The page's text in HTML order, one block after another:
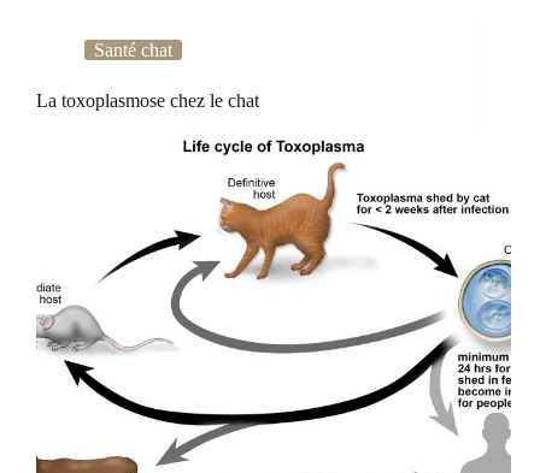
Santé chat
La toxoplasmose chez le chat